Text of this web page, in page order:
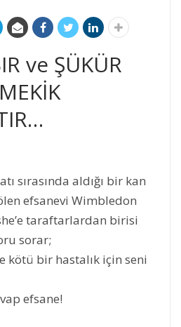
ve ŞÜKÜR
sırasında aldığı bir kan
efsanevi Wimbledon
taraftarlardan birisi
sorar;
kötü bir hastalık için seni
efsane!